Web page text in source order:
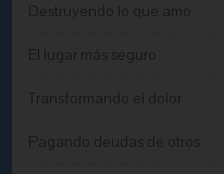
Destruyendo lo que amo
El lugar más seguro
Transformando el dolor
Pagando deudas de otros